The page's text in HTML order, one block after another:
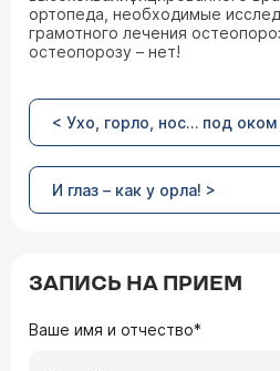
ортопеда, необходимые
грамотного лечения
остеопорозу – нет!
< Ухо, горло, нос… под
И глаз – как у орла! >
ЗАПИСЬ НА ПРИЕМ
Ваше имя и отчество*